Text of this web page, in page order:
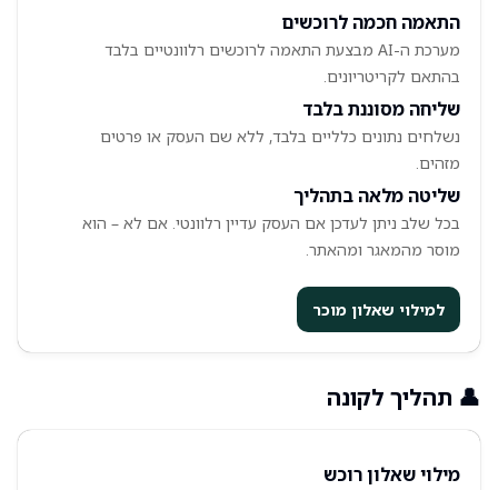
התאמה חכמה לרוכשים
מערכת ה-AI מבצעת התאמה לרוכשים רלוונטיים בלבד
בהתאם לקריטריונים.
שליחה מסוננת בלבד
נשלחים נתונים כלליים בלבד, ללא שם העסק או פרטים
מזהים.
שליטה מלאה בתהליך
בכל שלב ניתן לעדכן אם העסק עדיין רלוונטי. אם לא – הוא
מוסר מהמאגר ומהאתר.
למילוי שאלון מוכר
👤 תהליך לקונה
מילוי שאלון רוכש